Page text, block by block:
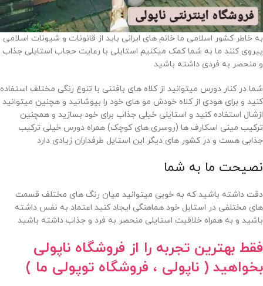
به خاطر کشور اسلامی ما خانم های ایرانی باید از قانونات و شیونات اسلامی
پیروی کنند ما به شما کمک میکنیم استایلی با رعایت حجاب استایلی جذاب
و منحصر به فردی داشته باشید
شما در کنار دورس میتوانید از کلاه های بافتنی با تنوع رنگی مختلف استفاده
کنید و برای هودی از کلاه خودش مو های خود را بپوشانید و هچنین میتوانید
ازشال استفاده کنید و استایلی خیلی جذاب برای خود بسازید و همچنین
ترکیب مینی اسکارف ها (روسری های کوچک) همراه دورس خیلی ترکیب
جذابی هست و در کشور های دیگر این استایل طرفداران زیادی دارد
نصیحت ما به شما
دقت داشته باشید که به خوبی میتوانید میان رنگ های مختلف قسمت
های مختلفی در استایل خود هماهنگی ایجاد کنید اعتماد به نفس داشته
باشید و به همراه خلاقیت استایلی منحصر به فرد و جذاب داشته باشید
فقط بهترین تجربه را از فروشگاه ناپولی
بخواهید ( ناپولی ، فروشگاه توپولی ما )